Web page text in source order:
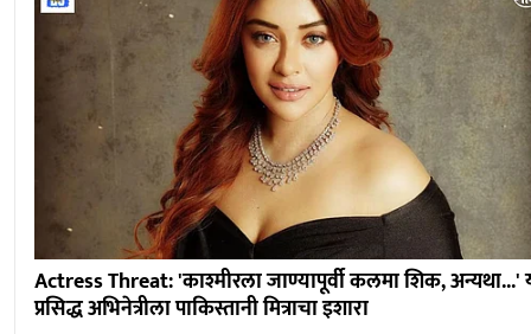
Actress Threat: 'काश्मीरला जाण्यापूर्वी कलमा शिक, अन्यथा...'
प्रसिद्ध अभिनेत्रीला पाकिस्तानी मित्राचा इशारा